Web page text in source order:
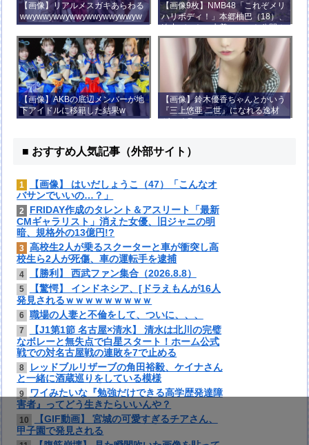
【画像】リアルメスガキあらわる
wwywwywwywwywwywwywwyw
wywwy
【画像9枚】NMB48「これぞメリ
ハリボディ！」本郷柚巴（18）、
迫力バストの水着ショット公開！
【画像】AKBの底辺メンバーが地
下アイドルに移籍した結果w
【画像】鈴木優香ちゃんとかいう
『三上悠亜 二世』になれる逸材
がコチラ
■ おすすめ人気記事（外部サイト）
1
【画像】 はいだしょうこ（47）「こんなオ
バサンでいいの…？」
2
FRIDAY作成のタレント＆アスリート「最新
CMギャラリスト」消えた女優、旧ジャニの明
暗、規格外の13億円!?
3 高校生2人が乗るスクーターと車が衝突し高
校生ら2人が死傷、車の運転手を逮捕
4 【勝利】 西武ファン集合（2026.8.8）
5
【驚愕】 インドネシア、[ドラえもんが16人
発見されるｗｗｗｗｗｗｗｗｗ
6 職場の人妻と不倫をして、ついに、、、
7
【J1第1節 名古屋×清水】 清水は北川の完璧
なボレーと無失点で白星スタート！ホーム公式
戦での対名古屋戦の連敗を7で止める
8
レッドブルリザーブの角田裕毅、ケイナさん
と一緒に酒蔵巡りをしている模様
9
ワイみたいな『勉強だけできる高学歴発達障
害者』ってどう生きたらいいんや？
10
【GIF動画】 宮城の可愛すぎるチアさん、
甲子園で発見される